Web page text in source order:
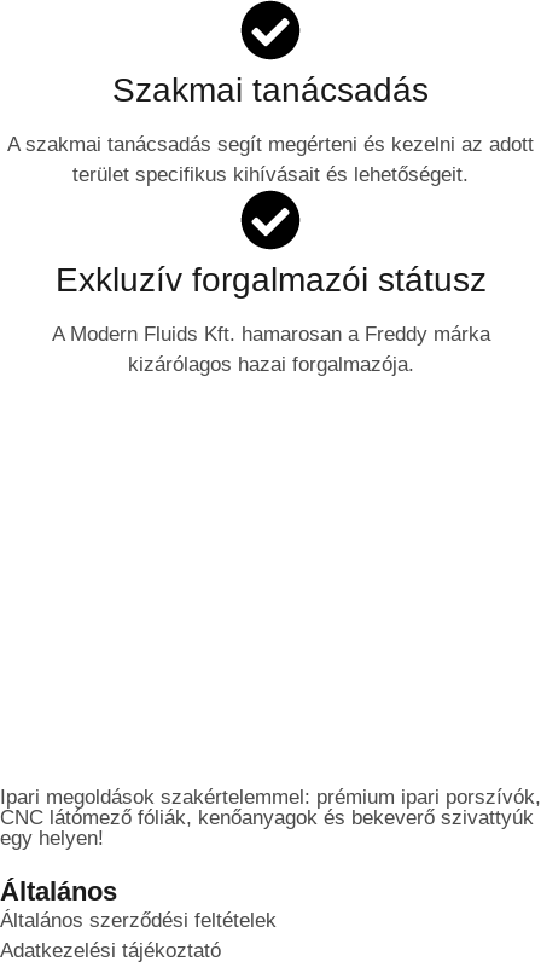
Szakmai tanácsadás
A szakmai tanácsadás segít megérteni és kezelni az adott
terület specifikus kihívásait és lehetőségeit.
Exkluzív forgalmazói státusz
A Modern Fluids Kft. hamarosan a Freddy márka
kizárólagos hazai forgalmazója.
Ipari megoldások szakértelemmel: prémium ipari porszívók,
CNC látómező fóliák, kenőanyagok és bekeverő szivattyúk
egy helyen!
Általános
Általános szerződési feltételek
Adatkezelési tájékoztató